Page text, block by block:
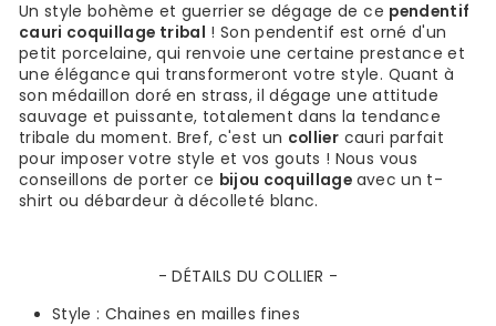
Un style bohème et guerrier se dégage de ce pendentif
cauri coquillage tribal ! Son pendentif est orné d'un
petit porcelaine, qui renvoie une certaine prestance et
une élégance qui transformeront votre style. Quant à
son médaillon doré en strass, il dégage une attitude
sauvage et puissante, totalement dans la tendance
tribale du moment. Bref, c'est un collier cauri parfait
pour imposer votre style et vos gouts ! Nous vous
conseillons de porter ce bijou coquillage avec un t-
shirt ou débardeur à décolleté blanc.
- DÉTAILS DU COLLIER -
Style : Chaines en mailles fines